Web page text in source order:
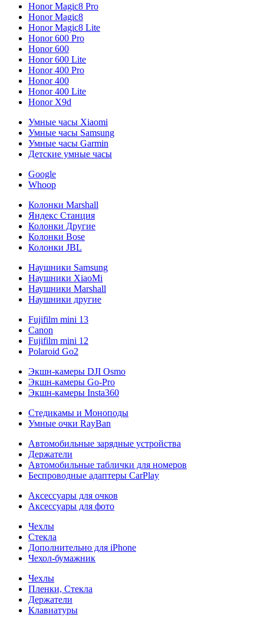
Honor Magic8 Pro
Honor Magic8
Honor Magic8 Lite
Honor 600 Pro
Honor 600
Honor 600 Lite
Honor 400 Pro
Honor 400
Honor 400 Lite
Honor X9d
Умные часы Xiaomi
Умные часы Samsung
Умные часы Garmin
Детские умные часы
Google
Whoop
Колонки Marshall
Яндекс Станция
Колонки Другие
Колонки Bose
Колонки JBL
Наушники Samsung
Наушники XiaoMi
Наушники Marshall
Наушники другие
Fujifilm mini 13
Canon
Fujifilm mini 12
Polaroid Go2
Экшн-камеры DJI Osmo
Экшн-камеры Go-Pro
Экшн-камеры Insta360
Стедикамы и Моноподы
Умные очки RayBan
Автомобильные зарядные устройства
Держатели
Автомобильные таблички для номеров
Беспроводные адаптеры CarPlay
Аксессуары для очков
Аксессуары для фото
Чехлы
Стекла
Дополнительно для iPhone
Чехол-бумажник
Чехлы
Пленки, Стекла
Держатели
Клавиатуры